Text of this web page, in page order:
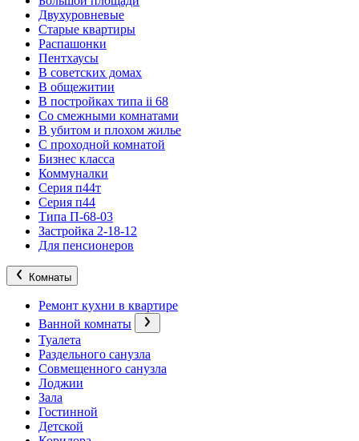
Двухуровневые
Старые квартиры
Распашонки
Пентхаусы
В советских домах
В общежитии
В постройках типа ii 68
Со смежными комнатами
В убитом и плохом жилье
С проходной комнатой
Бизнес класса
Коммуналки
Серия п44т
Серия п44
Типа П-68-03
Застройка 2-18-12
Для пенсионеров
Комнаты
Ремонт кухни в квартире
Ванной комнаты
Туалета
Раздельного санузла
Совмещенного санузла
Лоджии
Зала
Гостинной
Детской